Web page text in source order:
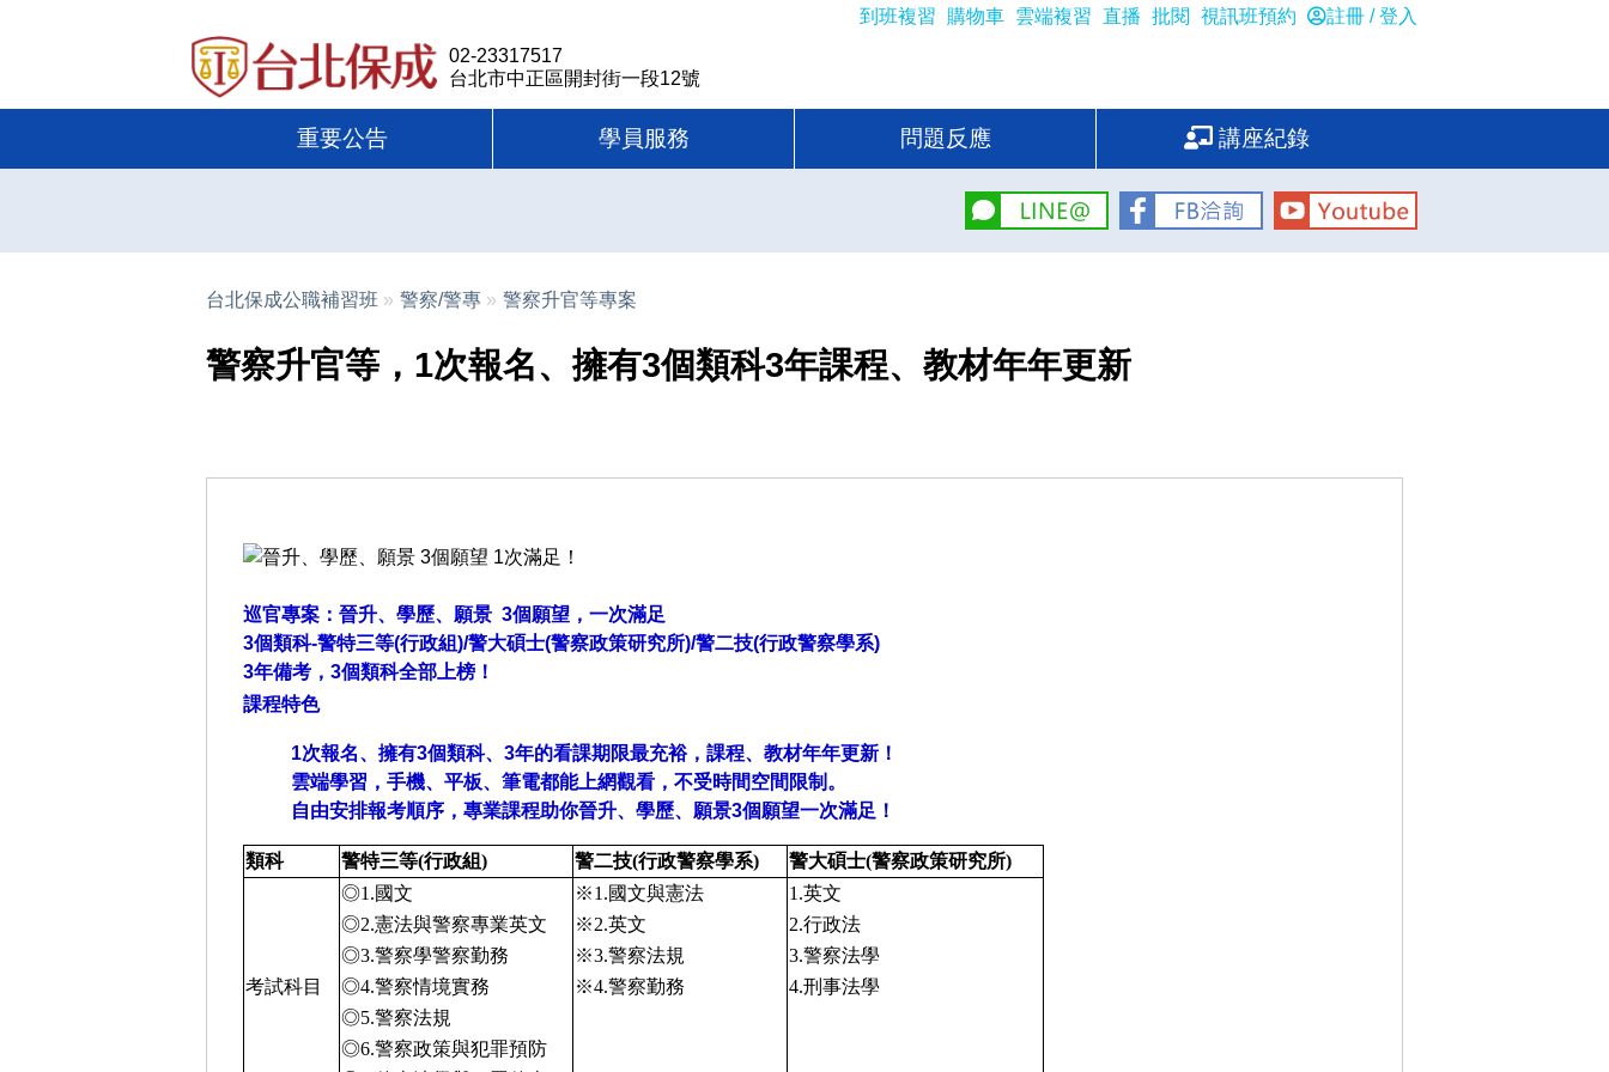
到班複習 購物車 雲端複習 直播 批閱 視訊班預約
註冊 / 登入
02-23317517
台北市中正區開封街一段12號
重要公告 學員服務 問題反應 講座紀錄
台北保成公職補習班 » 警察/警專 » 警察升官等專案
警察升官等，1次報名、擁有3個類科3年課程、教材年年更新
巡官專案：晉升、學歷、願景 3個願望，一次滿足
3個類科-警特三等(行政組)/警大碩士(警察政策研究所)/警二技(行政警察學系)
3年備考，3個類科全部上榜！
課程特色
1次報名、擁有3個類科、3年的看課期限最充裕，課程、教材年年更新！
雲端學習，手機、平板、筆電都能上網觀看，不受時間空間限制。
自由安排報考順序，專業課程助你晉升、學歷、願景3個願望一次滿足！
類科 警特三等(行政組) 警二技(行政警察學系) 警大碩士(警察政策研究所)
考試科目
◎1.國文 ※1.國文與憲法
1.英文
◎2.憲法與警察專業英文
※2.英文
2.行政法
◎3.警察學警察勤務
※3.警察法規
3.警察法學
◎4.警察情境實務
※4.警察勤務
4.刑事法學
◎5.警察法規
◎6.警察政策與犯罪預防